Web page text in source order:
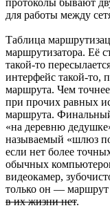
для работы между
Таблица
маршрутизатора. Её
такой-то
интерфейс такой-то,
маршрута. Чем
при прочих равных
маршрута.
«на деревню
называемый «шлюз
если нет более
обычных
видеокамер,
только он —
в их жизни нет.